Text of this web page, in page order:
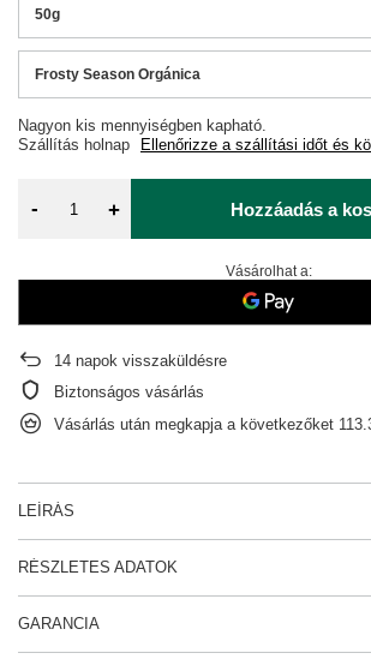
50g
Frosty Season Orgánica
Nagyon kis mennyiségben kapható
Szállítás holnap Ellenőrizze a szállítási időt és
- + Hozzáadás a
Vásárolhat a:
14 napok visszaküldésre
Biztonságos vásárlás
Vásárlás után megkapja a következőket
LEÍRÁS
RÉSZLETES ADATOK
GARANCIA